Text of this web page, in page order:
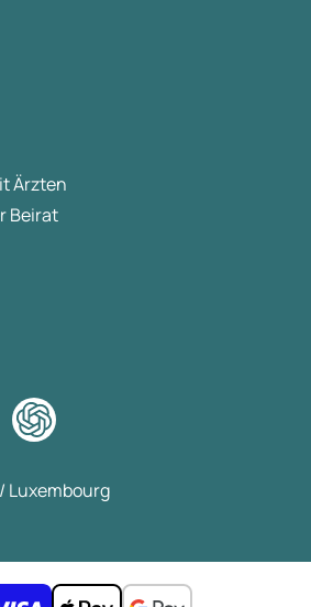
Ärzten
Beirat
Luxembourg